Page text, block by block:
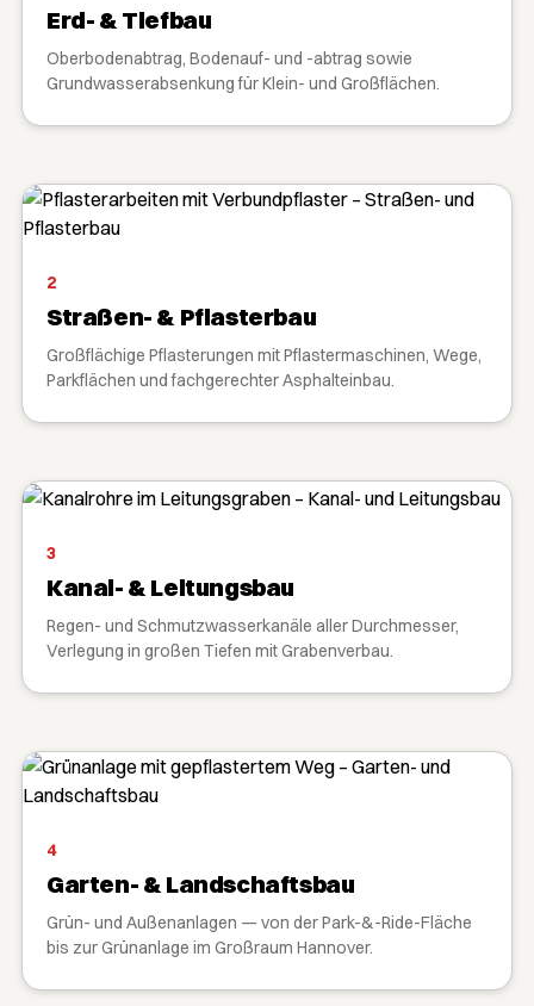
Erd- & Tiefbau
Oberbodenabtrag, Bodenauf- und -abtrag sowie
Grundwasserabsenkung für Klein- und Großflächen.
2
Straßen- & Pflasterbau
Großflächige Pflasterungen mit Pflastermaschinen, Wege,
Parkflächen und fachgerechter Asphalteinbau.
3
Kanal- & Leitungsbau
Regen- und Schmutzwasserkanäle aller Durchmesser,
Verlegung in großen Tiefen mit Grabenverbau.
4
Garten- & Landschaftsbau
Grün- und Außenanlagen — von der Park-&-Ride-Fläche
bis zur Grünanlage im Großraum Hannover.